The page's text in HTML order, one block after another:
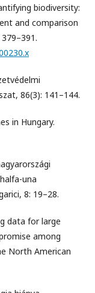
biodiversity:
and comparison
86(3): 141–144.
in Hungary.
una
8: 19–28.
data for large
among
North American